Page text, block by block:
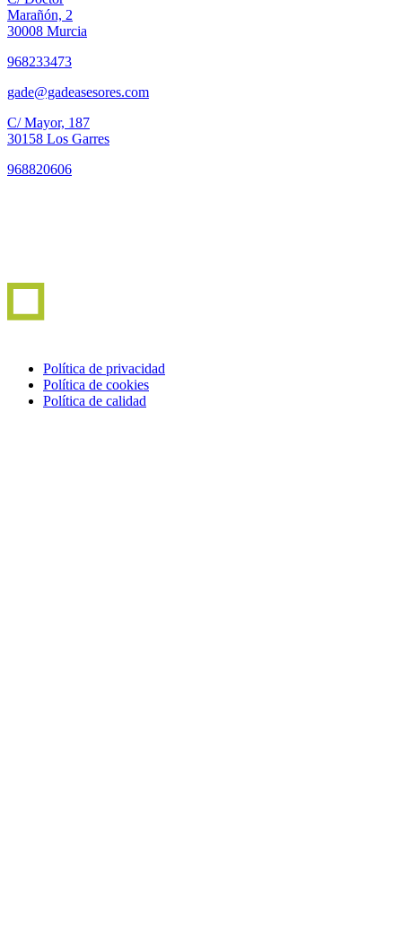
Marañón, 2
30008 Murcia
968233473
gade@gadeasesores.com
C/ Mayor, 187
30158 Los Garres
968820606
Política de privacidad
Política de cookies
Política de calidad